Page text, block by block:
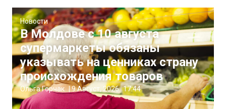
Новости
В Молдове с 10 августа
супермаркеты обязаны
указывать на ценниках страну
происхождения товаров
Ольга Горчак |9 Август, 2026 17:44